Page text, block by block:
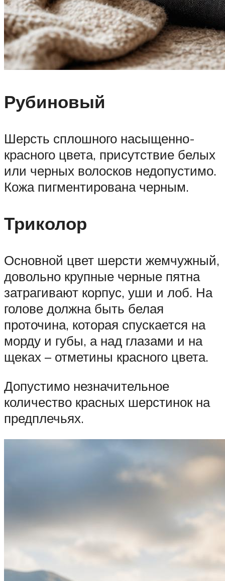
Рубиновый
Шерсть сплошного насыщенно-
красного цвета, присутствие белых
или черных волосков недопустимо.
Кожа пигментирована черным.
Триколор
Основной цвет шерсти жемчужный,
довольно крупные черные пятна
затрагивают корпус, уши и лоб. На
голове должна быть белая
проточина, которая спускается на
морду и губы, а над глазами и на
щеках – отметины красного цвета.
Допустимо незначительное
количество красных шерстинок на
предплечьях.